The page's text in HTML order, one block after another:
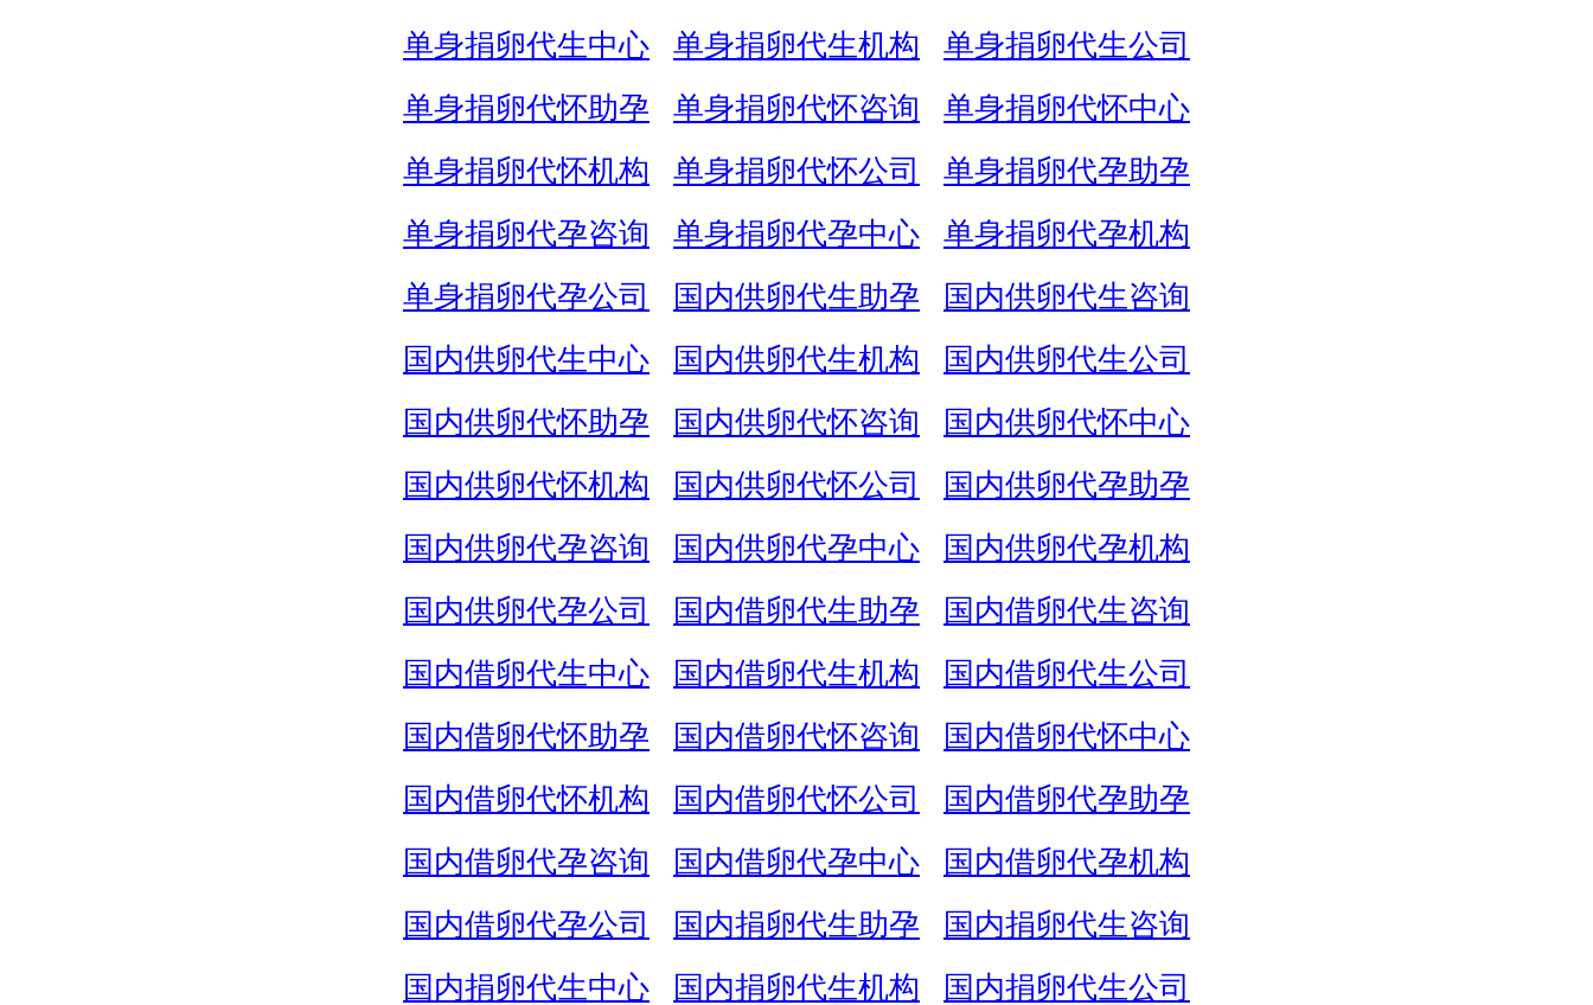
单身捐卵代生中心
单身捐卵代生机构
单身捐卵代生公司
单身捐卵代怀助孕
单身捐卵代怀咨询
单身捐卵代怀中心
单身捐卵代怀机构
单身捐卵代怀公司
单身捐卵代孕助孕
单身捐卵代孕咨询
单身捐卵代孕中心
单身捐卵代孕机构
单身捐卵代孕公司
国内供卵代生助孕
国内供卵代生咨询
国内供卵代生中心
国内供卵代生机构
国内供卵代生公司
国内供卵代怀助孕
国内供卵代怀咨询
国内供卵代怀中心
国内供卵代怀机构
国内供卵代怀公司
国内供卵代孕助孕
国内供卵代孕咨询
国内供卵代孕中心
国内供卵代孕机构
国内供卵代孕公司
国内借卵代生助孕
国内借卵代生咨询
国内借卵代生中心
国内借卵代生机构
国内借卵代生公司
国内借卵代怀助孕
国内借卵代怀咨询
国内借卵代怀中心
国内借卵代怀机构
国内借卵代怀公司
国内借卵代孕助孕
国内借卵代孕咨询
国内借卵代孕中心
国内借卵代孕机构
国内借卵代孕公司
国内捐卵代生助孕
国内捐卵代生咨询
国内捐卵代生中心
国内捐卵代生机构
国内捐卵代生公司